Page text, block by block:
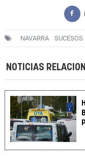
NAVARRA SUCESOS
NOTICIAS